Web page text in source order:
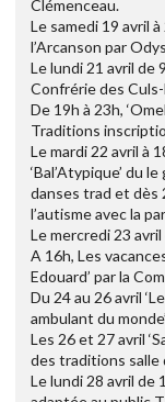
Clémenceau.
Le samedi 19 avril
l’Arcanson par
Le lundi 21 avril de
Confrérie des Culs-
De 19h à 23h,
Traditions
Le mardi 22 avril à
‘Bal’Atypique’ du
danses trad et dès
l’autisme avec la
Le mercredi 23
A 16h, Les
Edouard’ par la
Du 24 au 26 avril
ambulant du
Les 26 et 27 avril
des traditions salle
Le lundi 28 avril de